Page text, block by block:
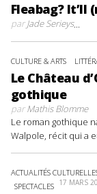
Fleabag? It’ll
parJade Serieys...
CULTURE & ARTS
Le Château
gothique
parMathis Blomme
Le roman gothique
Walpole, récit qui a
ACTUALITÉS
SPECTACLES 17 MARS